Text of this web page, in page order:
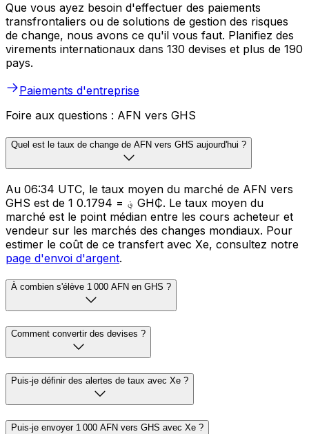
Que vous ayez besoin d'effectuer des paiements
transfrontaliers ou de solutions de gestion des risques
de change, nous avons ce qu'il vous faut. Planifiez des
virements internationaux dans 130 devises et plus de 190
pays.
Paiements d'entreprise
Foire aux questions : AFN vers GHS
Quel est le taux de change de AFN vers GHS aujourd'hui ?
Au 06:34 UTC, le taux moyen du marché de AFN vers
GHS est de 1 ؋ = 0.1794 GH₵. Le taux moyen du
marché est le point médian entre les cours acheteur et
vendeur sur les marchés des changes mondiaux. Pour
estimer le coût de ce transfert avec Xe, consultez notre
page d'envoi d'argent.
À combien s'élève 1 000 AFN en GHS ?
Comment convertir des devises ?
Puis-je définir des alertes de taux avec Xe ?
Puis-je envoyer 1 000 AFN vers GHS avec Xe ?